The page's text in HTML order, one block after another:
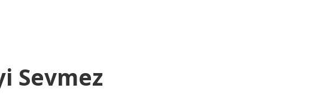
Sevmez